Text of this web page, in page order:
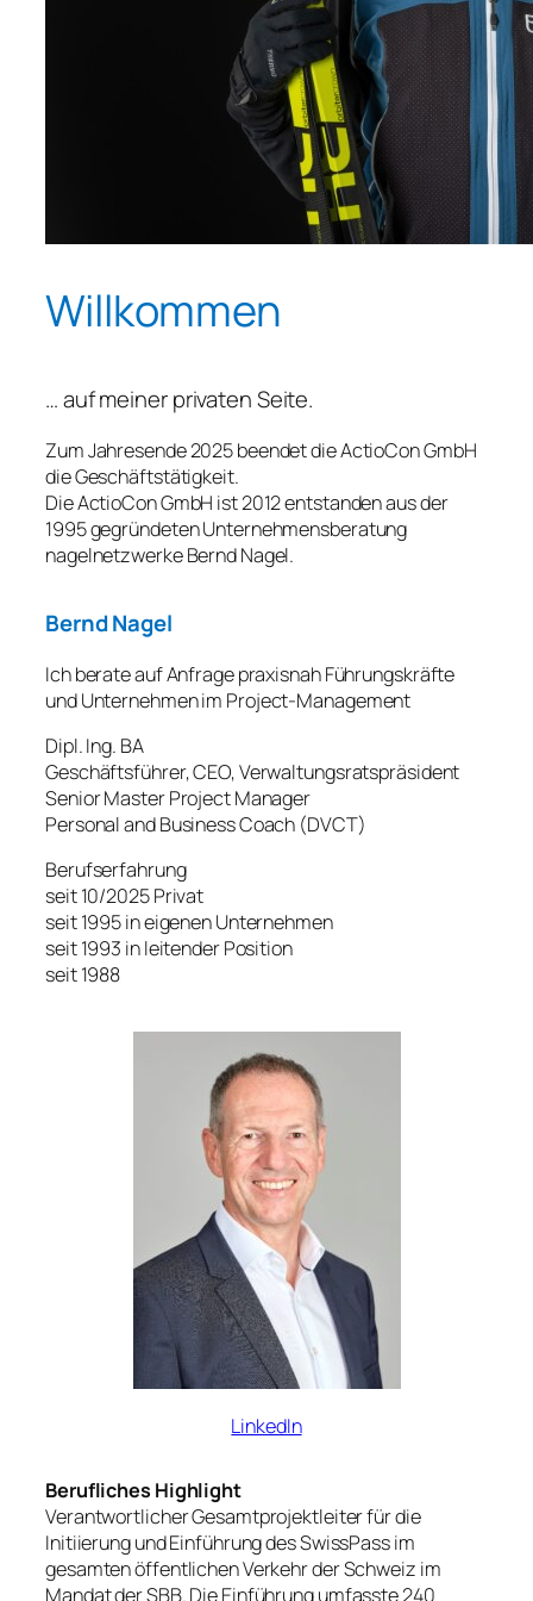
Willkommen
… auf meiner privaten Seite.
Zum Jahresende 2025 beendet die ActioCon GmbH
die Geschäftstätigkeit.
Die ActioCon GmbH ist 2012 entstanden aus der
1995 gegründeten Unternehmensberatung
nagelnetzwerke Bernd Nagel.
Bernd Nagel
Ich berate auf Anfrage praxisnah Führungskräfte
und Unternehmen im Project-Management
Dipl. Ing. BA
Geschäftsführer, CEO, Verwaltungsratspräsident
Senior Master Project Manager
Personal and Business Coach (DVCT)
Berufserfahrung
seit 10/2025 Privat
seit 1995 in eigenen Unternehmen
seit 1993 in leitender Position
seit 1988
LinkedIn
Berufliches Highlight
Verantwortlicher Gesamtprojektleiter für die
Initiierung und Einführung des SwissPass im
gesamten öffentlichen Verkehr der Schweiz im
Mandat der SBB. Die Einführung umfasste 240